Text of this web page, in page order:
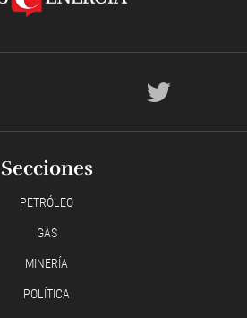
Secciones
PETRÓLEO
GAS
MINERÍA
POLÍTICA